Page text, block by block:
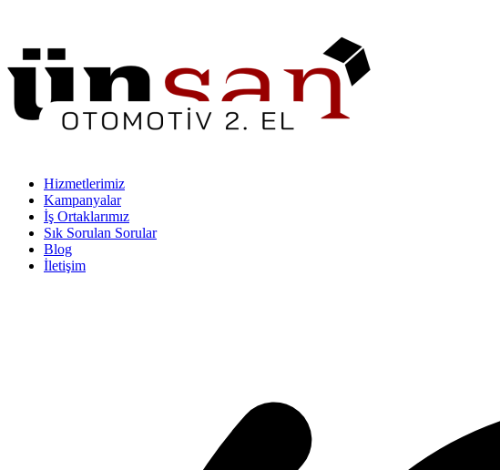
Hizmetlerimiz
Kampanyalar
İş Ortaklarımız
Sık Sorulan Sorular
Blog
İletişim